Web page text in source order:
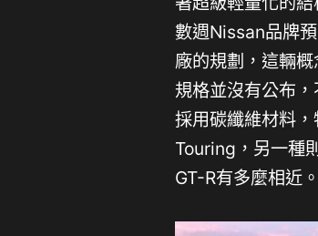
數週Nissan品牌
廠的規劃，這輛
規格並沒有公布
採用碳纖維材料
Touring，另一種
GT-R有多麼相近。